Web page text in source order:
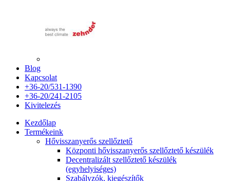
Blog
Kapcsolat
+36-20/531-1390
+36-20/241-2105
Kivitelezés
Kezdőlap
Termékeink
Hővisszanyerős szellőztető
Központi hővisszanyerős szellőztető készülék
Decentralizált szellőztető készülék
(egyhelyiséges)
Szabályzók, kiegészítők